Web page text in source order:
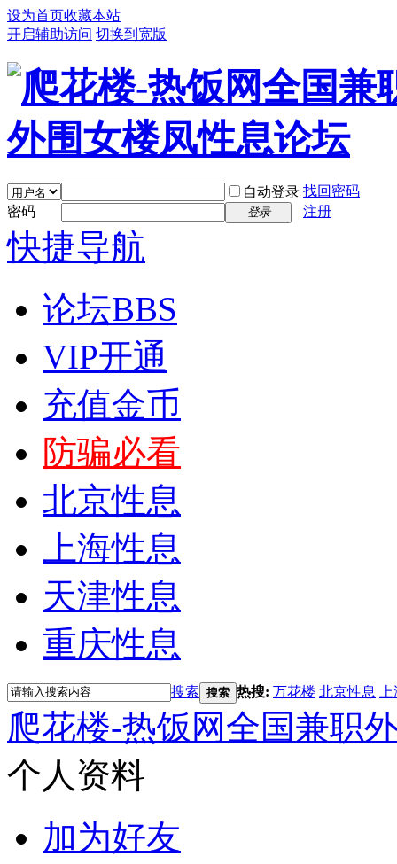
设为首页收藏本站
开启辅助访问 切换到宽版
自动登录 找回密码
密码
登录 注册
快捷导航
论坛BBS
VIP开通
充值金币
防骗必看
北京性息
上海性息
天津性息
重庆性息
搜索 搜索 热搜: 万花楼 北京性息
爬花楼-热饭网全国兼职
个人资料
加为好友